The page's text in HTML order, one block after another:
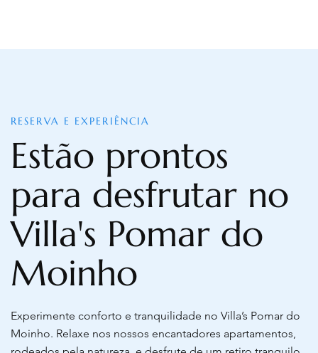
RESERVA E EXPERIÊNCIA
Estão prontos
para desfrutar no
Villa's Pomar do
Moinho
Experimente conforto e tranquilidade no Villa’s Pomar do
Moinho. Relaxe nos nossos encantadores apartamentos,